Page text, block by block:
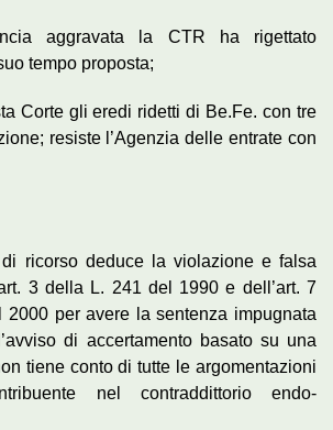
aggravata la CTR ha rigettato
tempo proposta;
Corte gli eredi ridetti di Be.Fe. con tre
resiste l’Agenzia delle entrate con
ricorso deduce la violazione e falsa
3 della L. 241 del 1990 e dell’art. 7
per avere la sentenza impugnata
di accertamento basato su una
tiene conto di tutte le argomentazioni
nel contraddittorio endo-